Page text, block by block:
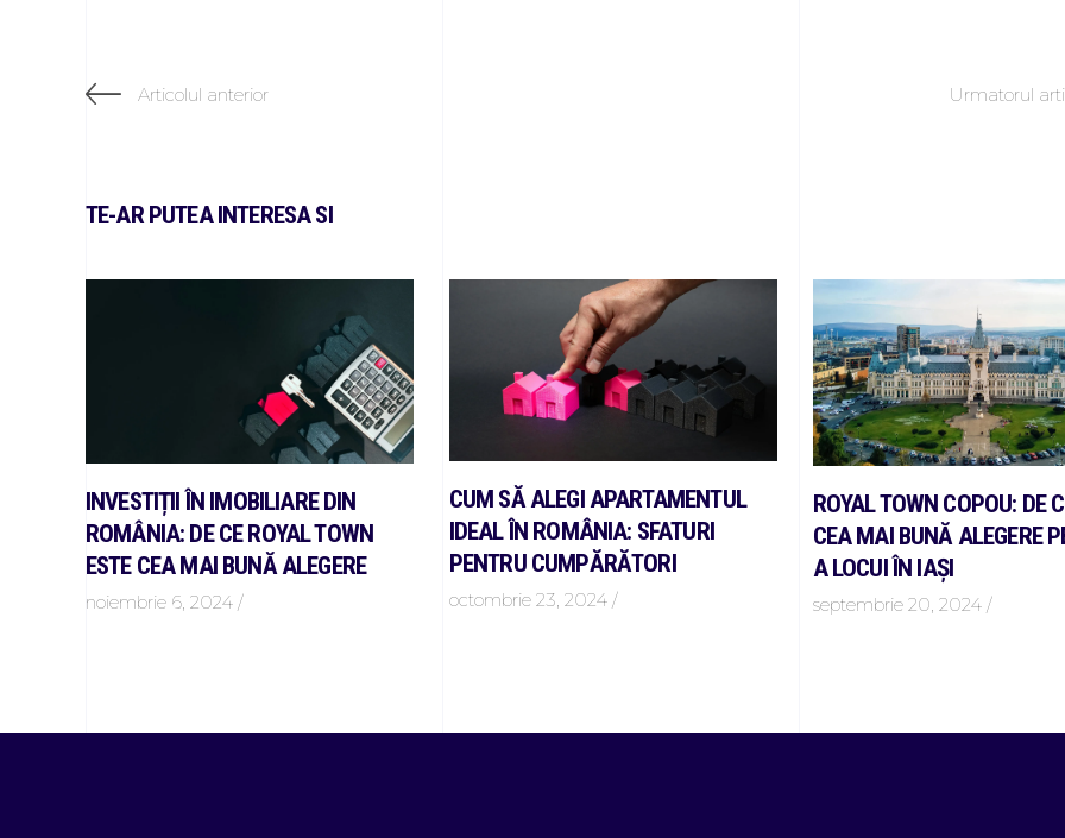
Articolul anterior Urmatorul
TE-AR PUTEA INTERESA SI
INVESTIȚII ÎN IMOBILIARE DIN
ROMÂNIA: DE CE ROYAL TOWN
ESTE CEA MAI BUNĂ ALEGERE
noiembrie 6, 2024
CUM SĂ ALEGI APARTAMENTUL
IDEAL ÎN ROMÂNIA: SFATURI
PENTRU CUMPĂRĂTORI
octombrie 23, 2024
ROYAL TOWN COPOU: DE
CEA MAI BUNĂ ALEGERE
A LOCUI ÎN IAȘI
septembrie 20, 2024